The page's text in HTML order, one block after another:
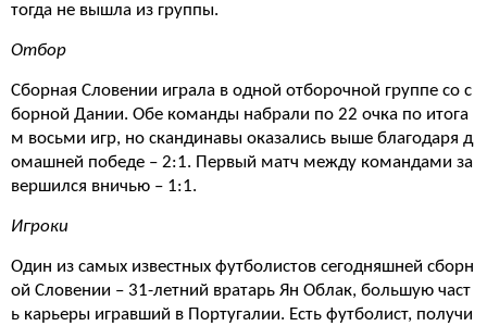
тогда не вышла из группы.
Отбор
Сборная Словении играла в одной отборочной группе со с
борной Дании. Обе команды набрали по 22 очка по итога
м восьми игр, но скандинавы оказались выше благодаря д
омашней победе – 2:1. Первый матч между командами за
вершился вничью – 1:1.
Игроки
Один из самых известных футболистов сегодняшней сборн
ой Словении – 31-летний вратарь Ян Облак, большую част
ь карьеры игравший в Португалии. Есть футболист, получи